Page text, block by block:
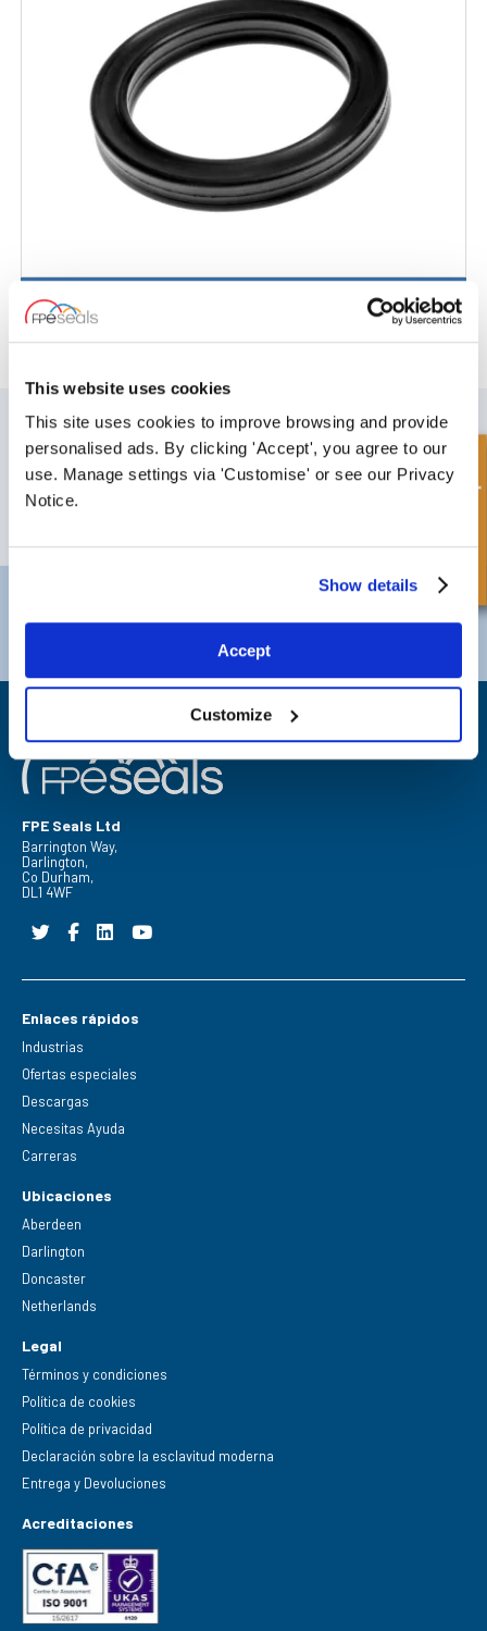
This website uses cookies
This site uses cookies to improve browsing and provide
personalised ads. By clicking 'Accept', you agree to our
use. Manage settings via 'Customise' or see our Privacy
Notice.
Show details
Accept
Customize
Anillo Cuádruple - NBR
SUSCRÍBETE A NUESTRO BOLETÍN
No olvide suscribirse a nuestro boletín para recibir detalles de nuestras
últimas ofertas especiales y nuevos productos.
Teléfono:+44 (0) 1325 282732
sales@fpeseals.com
Teléfono:+44 (0)
FPE Seals Ltd
Barrington Way,
Darlington,
Co Durham,
DL1 4WF
Enlaces rápidos
Industrias
Ofertas especiales
Descargas
Necesitas Ayuda
Carreras
Ubicaciones
Aberdeen
Darlington
Doncaster
Netherlands
Legal
Términos y condiciones
Política de cookies
Política de privacidad
Declaración sobre la esclavitud moderna
Entrega y Devoluciones
Acreditaciones
Consulta rápida